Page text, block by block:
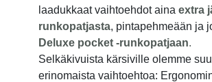
laadukkaat vaihtoehdot aina extra
runkopatjasta, pintapehmeään ja
Deluxe pocket -runkopatjaan.
Selkäkivuista kärsiville olemme
erinomaista vaihtoehtoa: